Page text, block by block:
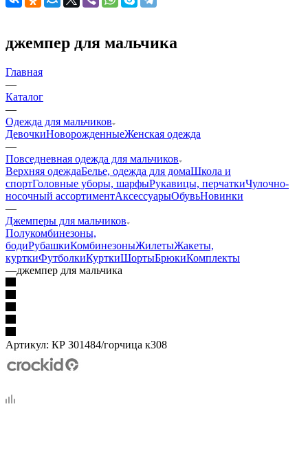
джемпер для мальчика
Главная
—
Каталог
—
Одежда для мальчиков
ДевочкиНоворожденныеЖенская одежда
—
Повседневная одежда для мальчиков
Верхняя одеждаБелье, одежда для домаШкола и
спортГоловные уборы, шарфыРукавицы, перчаткиЧулочно-
носочный ассортиментАксессуарыОбувьНовинки
—
Джемперы для мальчиков
Полукомбинезоны,
бодиРубашкиКомбинезоныЖилетыЖакеты,
курткиФутболкиКурткиШортыБрюкиКомплекты
—джемпер для мальчика
Артикул: КР 301484/горчица к308